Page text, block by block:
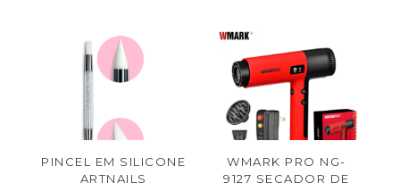
PINCEL EM SILICONE
ARTNAILS
WMARK PRO NG-
9127 SECADOR DE